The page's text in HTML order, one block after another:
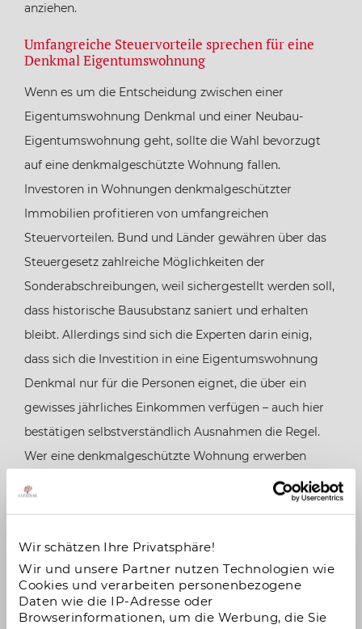
Wir schätzen Ihre Privatsphäre!
Wir und unsere Partner nutzen Technologien wie
Cookies und verarbeiten personenbezogene
Daten wie die IP-Adresse oder
Browserinformationen, um die Werbung, die Sie
anziehen.
Umfangreiche Steuervorteile sprechen für eine
Denkmal Eigentumswohnung
Wenn es um die Entscheidung zwischen einer
Eigentumswohnung Denkmal und einer Neubau-
Eigentumswohnung geht, sollte die Wahl bevorzugt
auf eine denkmalgeschützte Wohnung fallen.
Investoren in Wohnungen denkmalgeschützter
Immobilien profitieren von umfangreichen
Steuervorteilen. Bund und Länder gewähren über das
Steuergesetz zahlreiche Möglichkeiten der
Sonderabschreibungen, weil sichergestellt werden soll,
dass historische Bausubstanz saniert und erhalten
bleibt. Allerdings sind sich die Experten darin einig,
dass sich die Investition in eine Eigentumswohnung
Denkmal nur für die Personen eignet, die über ein
gewisses jährliches Einkommen verfügen – auch hier
bestätigen selbstverständlich Ausnahmen die Regel.
Wer eine denkmalgeschützte Wohnung erwerben
bonitätsbezogenen Prüfung unterziehen. Zudem gilt
Anlagezeitraum von 15 bis 20 Jahren geplant und
kalkuliert werden muss.